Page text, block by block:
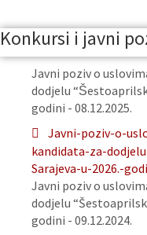
Konkursi i javni
Javni poziv o
dodjelu
godini - 08.12.2025.
Javni-poziv-o-
kandidata-za-
Sarajeva-u-2026.-
Javni poziv o
dodjelu
godini - 09.12.2024.